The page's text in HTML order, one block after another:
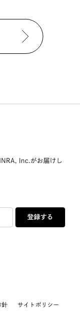
Inc.がお届けし
登録する
針 サイトポリシー